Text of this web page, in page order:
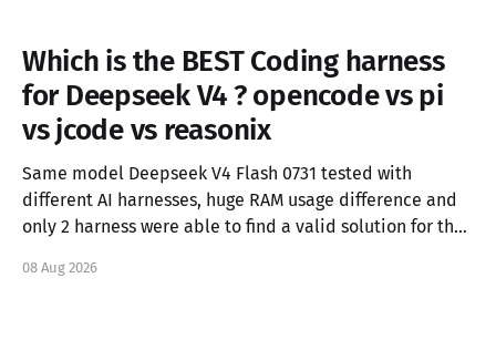
Which is the BEST Coding harness
for Deepseek V4 ? opencode vs pi
vs jcode vs reasonix
Same model Deepseek V4 Flash 0731 tested with
different AI harnesses, huge RAM usage difference and
only 2 harness were able to find a valid solution for the
08 Aug 2026